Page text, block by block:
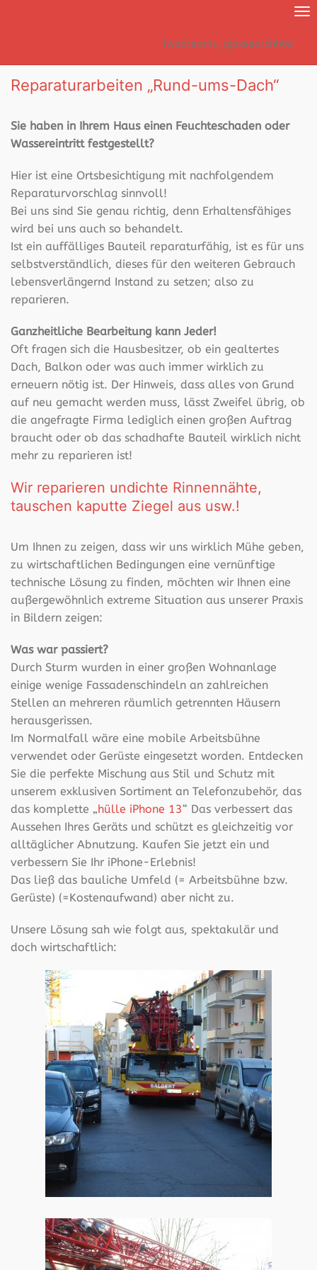
[wpdreams_ajaxsearchlite]
Reparaturarbeiten „Rund-ums-Dach“
Sie haben in Ihrem Haus einen Feuchteschaden oder
Wassereintritt festgestellt?
Hier ist eine Ortsbesichtigung mit nachfolgendem
Reparaturvorschlag sinnvoll!
Bei uns sind Sie genau richtig, denn Erhaltensfähiges
wird bei uns auch so behandelt.
Ist ein auffälliges Bauteil reparaturfähig, ist es für uns
selbstverständlich, dieses für den weiteren Gebrauch
lebensverlängernd Instand zu setzen; also zu
reparieren.
Ganzheitliche Bearbeitung kann Jeder!
Oft fragen sich die Hausbesitzer, ob ein gealtertes
Dach, Balkon oder was auch immer wirklich zu
erneuern nötig ist. Der Hinweis, dass alles von Grund
auf neu gemacht werden muss, lässt Zweifel übrig, ob
die angefragte Firma lediglich einen großen Auftrag
braucht oder ob das schadhafte Bauteil wirklich nicht
mehr zu reparieren ist!
Wir reparieren undichte Rinnennähte,
tauschen kaputte Ziegel aus usw.!
Um Ihnen zu zeigen, dass wir uns wirklich Mühe geben,
zu wirtschaftlichen Bedingungen eine vernünftige
technische Lösung zu finden, möchten wir Ihnen eine
außergewöhnlich extreme Situation aus unserer Praxis
in Bildern zeigen:
Was war passiert?
Durch Sturm wurden in einer großen Wohnanlage
einige wenige Fassadenschindeln an zahlreichen
Stellen an mehreren räumlich getrennten Häusern
herausgerissen.
Im Normalfall wäre eine mobile Arbeitsbühne
verwendet oder Gerüste eingesetzt worden. Entdecken
Sie die perfekte Mischung aus Stil und Schutz mit
unserem exklusiven Sortiment an Telefonzubehör, das
das komplette „hülle iPhone 13“ Das verbessert das
Aussehen Ihres Geräts und schützt es gleichzeitig vor
alltäglicher Abnutzung. Kaufen Sie jetzt ein und
verbessern Sie Ihr iPhone-Erlebnis!
Das ließ das bauliche Umfeld (= Arbeitsbühne bzw.
Gerüste) (=Kostenaufwand) aber nicht zu.
Unsere Lösung sah wie folgt aus, spektakulär und
doch wirtschaftlich: